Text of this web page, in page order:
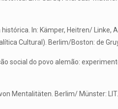
In: Kämper, Heitren/ Linke,
Cultural). Berlim/Boston: de
social do povo alemão:
Mentalitäten. Berlim/ Münster: LIT.